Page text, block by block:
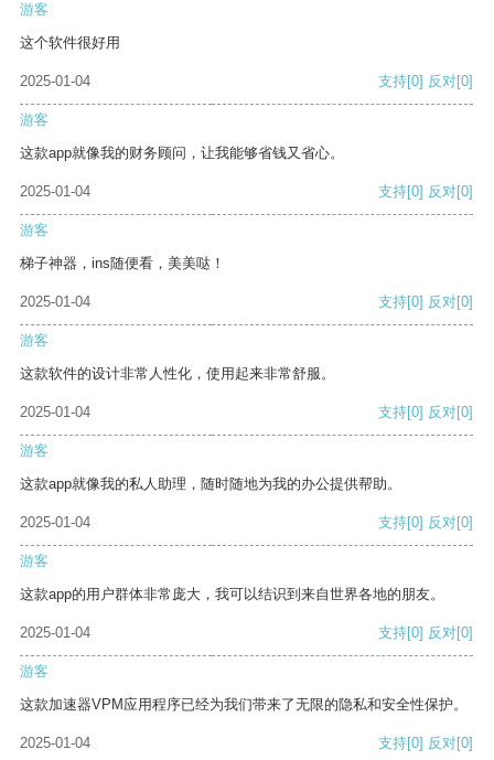
游客
这个软件很好用
2025-01-04 支持[0] 反对[0]
游客
这款app就像我的财务顾问，让我能够省钱又省心。
2025-01-04 支持[0] 反对[0]
游客
梯子神器，ins随便看，美美哒！
2025-01-04 支持[0] 反对[0]
游客
这款软件的设计非常人性化，使用起来非常舒服。
2025-01-04 支持[0] 反对[0]
游客
这款app就像我的私人助理，随时随地为我的办公提供帮助。
2025-01-04 支持[0] 反对[0]
游客
这款app的用户群体非常庞大，我可以结识到来自世界各地的朋友。
2025-01-04 支持[0] 反对[0]
游客
这款加速器VPM应用程序已经为我们带来了无限的隐私和安全性保护。
2025-01-04 支持[0] 反对[0]